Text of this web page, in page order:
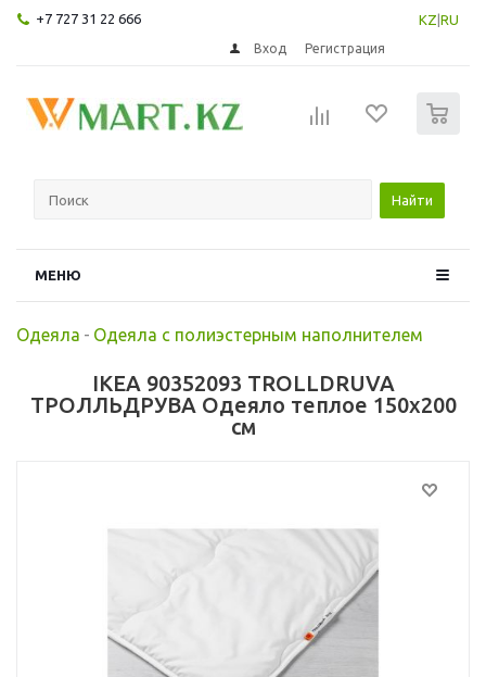
+7 727 31 22 666 KZ RU
Вход Регистрация
Найти
МЕНЮ
Одеяла - Одеяла с полиэстерным наполнителем
IKEA 90352093 TROLLDRUVA
ТРОЛЛЬДРУВА Одеяло теплое 150x200
см